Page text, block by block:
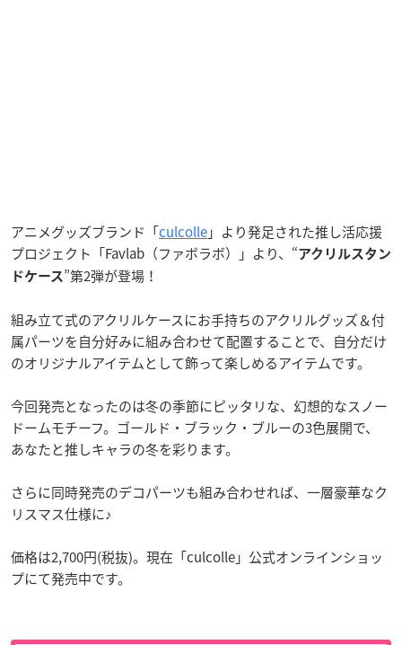
アニメグッズブランド「culcolle」より発足された推し活応援
プロジェクト「Favlab（ファボラボ）」より、“アクリルスタン
ドケース ”第2弾が登場！
組み立て式のアクリルケースにお手持ちのアクリルグッズ＆付
属パーツを自分好みに組み合わせて配置することで、自分だけ
のオリジナルアイテムとして飾って楽しめるアイテムです。
今回発売となったのは冬の季節にピッタリな、幻想的なスノー
ドームモチーフ。ゴールド・ブラック・ブルーの3色展開で、
あなたと推しキャラの冬を彩ります。
さらに同時発売のデコパーツも組み合わせれば、一層豪華なク
リスマス仕様に♪
価格は2,700円(税抜)。現在「culcolle」公式オンラインショッ
プにて発売中です。